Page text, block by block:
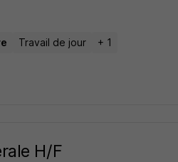
Travail de jour + 1
H/F